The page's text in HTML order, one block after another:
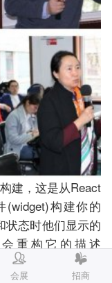
建，这是从React
构建你的
状态时他们显示的
重构它的描述
述， 以确定底层
会展 招商